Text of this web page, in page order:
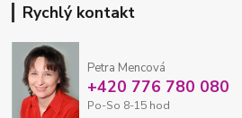
Rychlý kontakt
Petra Mencová
+420 776 780 080
Po-So 8-15 hod